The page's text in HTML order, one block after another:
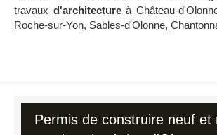
travaux d'architectureà Château-
Roche-sur-Yon, Sables-d'Olonne,
Permis de construire neuf et